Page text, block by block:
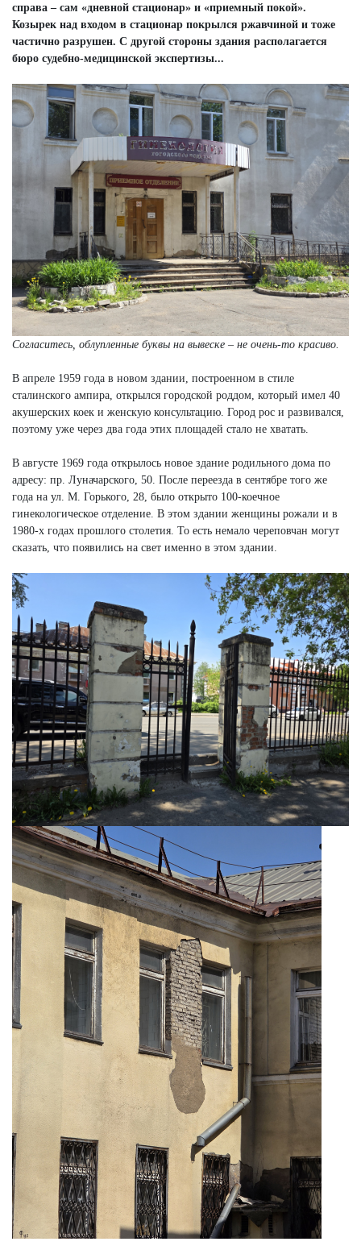
справа – сам «дневной стационар» и «приемный покой».
Козырек над входом в стационар покрылся ржавчиной и тоже
частично разрушен. С другой стороны здания располагается
бюро судебно-медицинской экспертизы...
Согласитесь, облупленные буквы на вывеске – не очень-то красиво.
В апреле 1959 года в новом здании, построенном в стиле
сталинского ампира, открылся городской роддом, который имел 40
акушерских коек и женскую консультацию. Город рос и развивался,
поэтому уже через два года этих площадей стало не хватать.
В августе 1969 года открылось новое здание родильного дома по
адресу: пр. Луначарского, 50. После переезда в сентябре того же
года на ул. М. Горького, 28, было открыто 100-коечное
гинекологическое отделение. В этом здании женщины рожали и в
1980-х годах прошлого столетия. То есть немало череповчан могут
сказать, что появились на свет именно в этом здании.